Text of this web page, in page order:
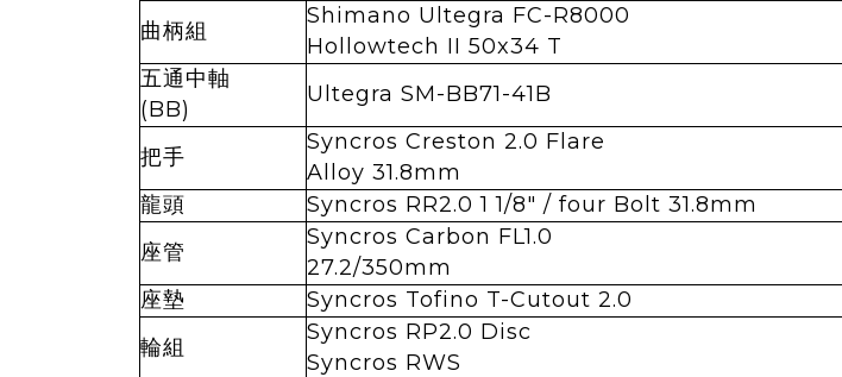
曲柄組
Shimano Ultegra FC-R8000
Hollowtech II 50x34 T
五通中軸
(BB)
Ultegra SM-BB71-41B
把手
Syncros Creston 2.0 Flare
Alloy 31.8mm
龍頭
Syncros RR2.0 1 1/8" / four Bolt 31.8mm
座管
Syncros Carbon FL1.0
27.2/350mm
座墊
Syncros Tofino T-Cutout 2.0
輪組
Syncros RP2.0 Disc
Syncros RWS